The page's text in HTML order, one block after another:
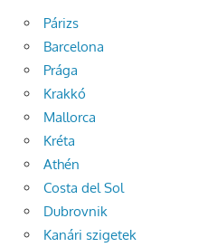
Párizs
Barcelona
Prága
Krakkó
Mallorca
Kréta
Athén
Costa del Sol
Dubrovnik
Kanári szigetek